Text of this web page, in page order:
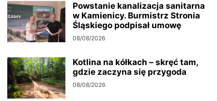
Powstanie kanalizacja sanitarna
w Kamienicy. Burmistrz Stronia
Śląskiego podpisał umowę
08/08/2026
Kotlina na kółkach – skręć tam,
gdzie zaczyna się przygoda
08/08/2026